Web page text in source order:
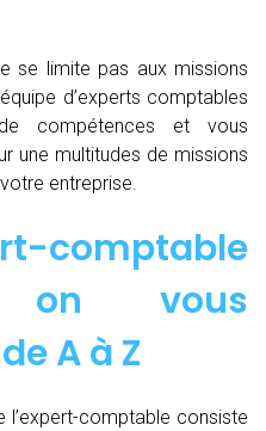
se limite pas aux missions
d’experts comptables
compétences et vous
une multitudes de missions
entreprise.
comptable
on vous
A à Z
l’expert-comptable consiste